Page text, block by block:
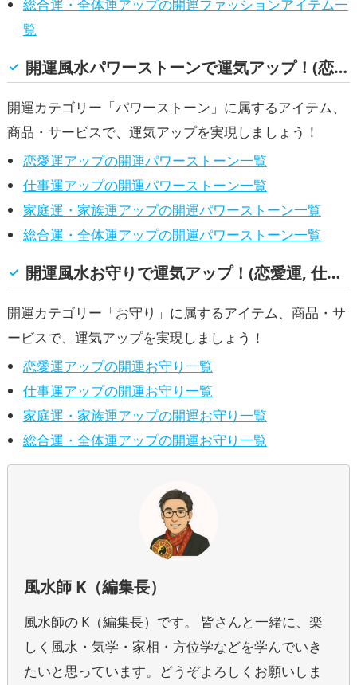
総合運・全体運アップの開運ファッションアイテム一
覧
開運風水パワーストーンで運気アップ！(恋愛運, 仕事運, 家庭運・家族運, 総合運・全体運)
開運カテゴリー「パワーストーン」に属するアイテム、
商品・サービスで、運気アップを実現しましょう！
恋愛運アップの開運パワーストーン一覧
仕事運アップの開運パワーストーン一覧
家庭運・家族運アップの開運パワーストーン一覧
総合運・全体運アップの開運パワーストーン一覧
開運風水お守りで運気アップ！(恋愛運, 仕事運, 家庭運・家族運, 総合運・全体運)
開運カテゴリー「お守り」に属するアイテム、商品・サ
ービスで、運気アップを実現しましょう！
恋愛運アップの開運お守り一覧
仕事運アップの開運お守り一覧
家庭運・家族運アップの開運お守り一覧
総合運・全体運アップの開運お守り一覧
風水師 K（編集長）
風水師の K（編集長）です。 皆さんと一緒に、楽
しく風水・気学・家相・方位学などを学んでいき
たいと思っています。どうぞよろしくお願いしま